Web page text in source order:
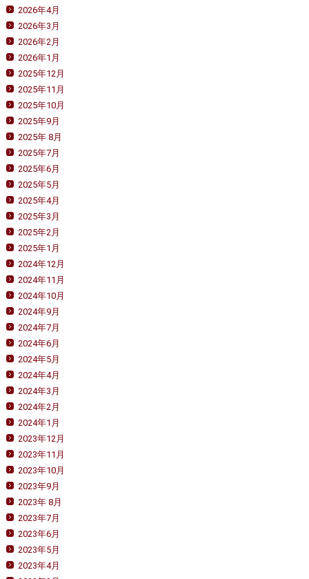
2026年4月
2026年3月
2026年2月
2026年1月
2025年12月
2025年11月
2025年10月
2025年9月
2025年 8月
2025年7月
2025年6月
2025年5月
2025年4月
2025年3月
2025年2月
2025年1月
2024年12月
2024年11月
2024年10月
2024年9月
2024年7月
2024年6月
2024年5月
2024年4月
2024年3月
2024年2月
2024年1月
2023年12月
2023年11月
2023年10月
2023年9月
2023年 8月
2023年7月
2023年6月
2023年5月
2023年4月